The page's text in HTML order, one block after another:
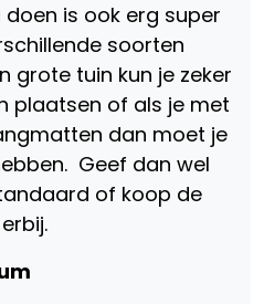
is ook erg super
soorten
grote tuin kun je zeker
plaatsen of als je met
dan moet je
Geef dan wel
of koop de
erbij.